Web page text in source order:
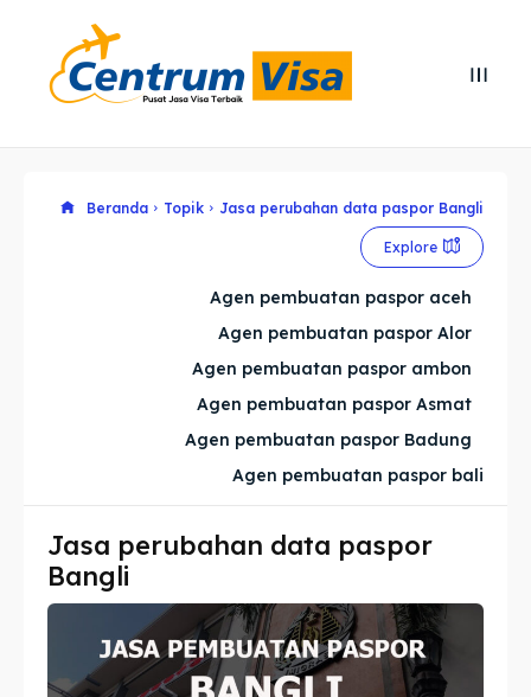
Cari
Cari
Explore our destinations
Imta
Legalisir
Apostille
Explore our destinations
Imta
Legalisir
Apostille
Beranda Topik Jasa perubahan data paspor Bangli
Explore
Agen pembuatan paspor aceh
Agen pembuatan paspor Alor
Agen pembuatan paspor ambon
Agen pembuatan paspor Asmat
Agen pembuatan paspor Badung
Agen pembuatan paspor bali
Jasa perubahan data paspor
Bangli